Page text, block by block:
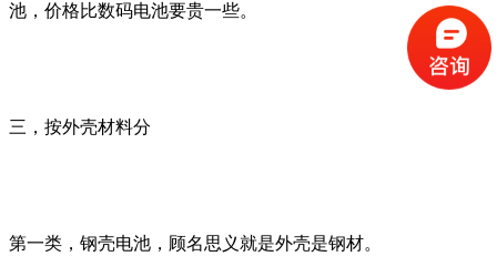
池，价格比数码电池要贵一些。
三，按外壳材料分
第一类，钢壳电池，顾名思义就是外壳是钢材。